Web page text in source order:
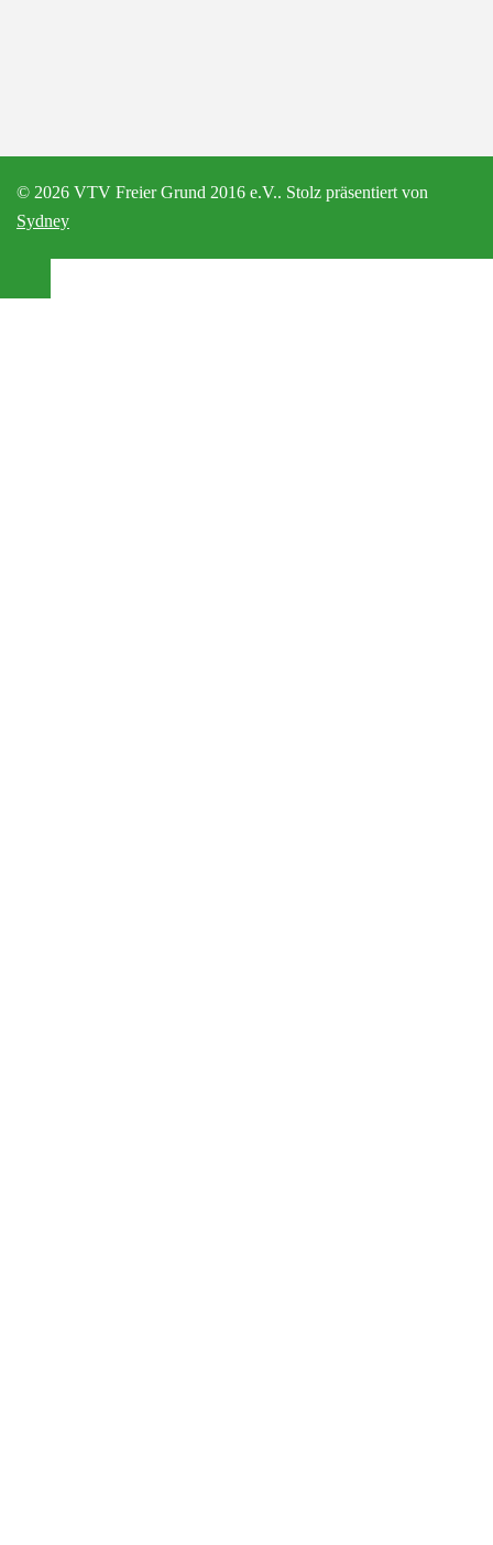
© 2026 VTV Freier Grund 2016 e.V.. Stolz präsentiert von
Sydney